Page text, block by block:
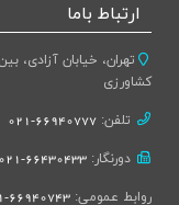
ارتباط باما
تهران، خیابان آزادی،
کشاورزی
تلفن: 66940777-021
دورنگار: 66430433-021
روابط عمومی: 66940743-021